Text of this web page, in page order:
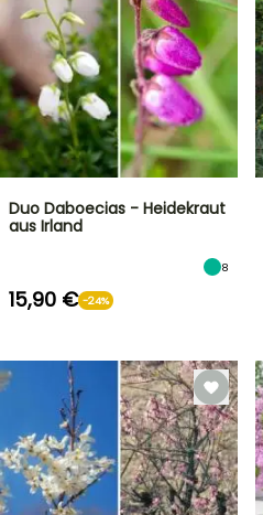
Duo Daboecias - Heidekraut
aus Irland
8
15,90 € -24%